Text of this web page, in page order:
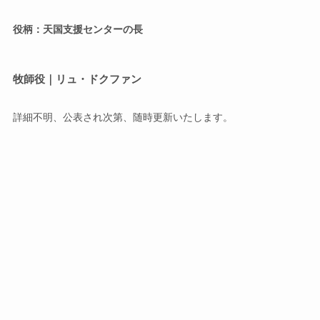
役柄：天国支援センターの長
牧師役｜リュ・ドクファン
詳細不明、公表され次第、随時更新いたします。